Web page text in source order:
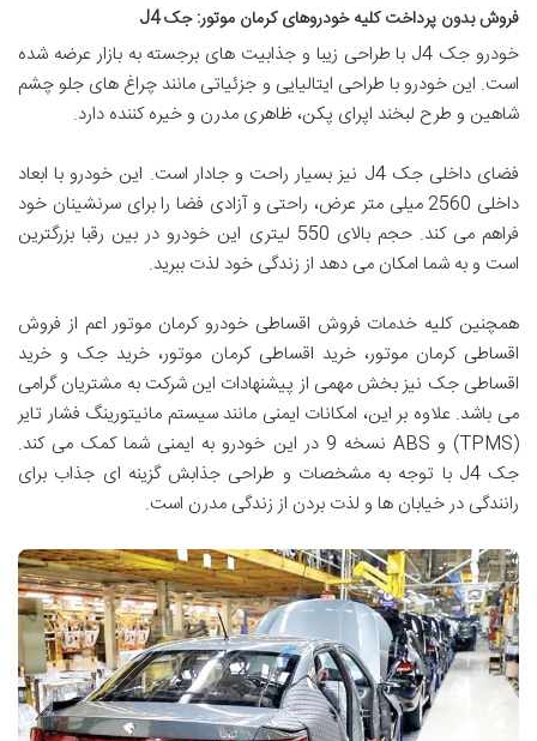
فروش بدون پرداخت کلیه خودروهای کرمان موتور: جک J4
خودرو جک J4 با طراحی زیبا و جذابیت های برجسته به بازار عرضه شده
است. این خودرو با طراحی ایتالیایی و جزئیاتی مانند چراغ های جلو چشم
شاهین و طرح لبخند اپرای پکن، ظاهری مدرن و خیره کننده دارد.
فضای داخلی جک J4 نیز بسیار راحت و جادار است. این خودرو با ابعاد
داخلی 2560 میلی متر عرض، راحتی و آزادی فضا را برای سرنشینان خود
فراهم می کند. حجم بالای 550 لیتری این خودرو در بین رقبا بزرگترین
است و به شما امکان می دهد از زندگی خود لذت ببرید.
همچنین کلیه خدمات فروش اقساطی خودرو کرمان موتور اعم از فروش
اقساطی کرمان موتور، خرید اقساطی کرمان موتور، خرید جک و خرید
اقساطی جک نیز بخش مهمی از پیشنهادات این شرکت به مشتریان گرامی
می باشد. علاوه بر این، امکانات ایمنی مانند سیستم مانیتورینگ فشار تایر
(TPMS) و ABS نسخه 9 در این خودرو به ایمنی شما کمک می کند.
جک J4 با توجه به مشخصات و طراحی جذابش گزینه ای جذاب برای
رانندگی در خیابان ها و لذت بردن از زندگی مدرن است.